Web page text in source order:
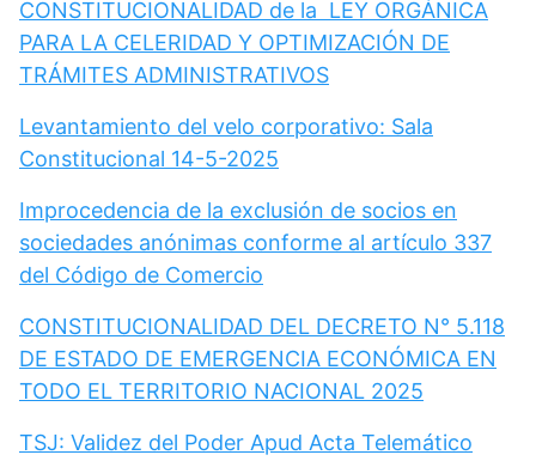
CONSTITUCIONALIDAD de la LEY ORGÁNICA
PARA LA CELERIDAD Y OPTIMIZACIÓN DE
TRÁMITES ADMINISTRATIVOS
Levantamiento del velo corporativo: Sala
Constitucional 14-5-2025
Improcedencia de la exclusión de socios en
sociedades anónimas conforme al artículo 337
del Código de Comercio
CONSTITUCIONALIDAD DEL DECRETO N° 5.118
DE ESTADO DE EMERGENCIA ECONÓMICA EN
TODO EL TERRITORIO NACIONAL 2025
TSJ: Validez del Poder Apud Acta Telemático